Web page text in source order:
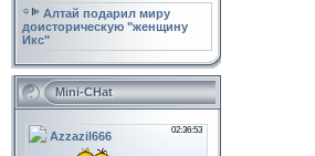
Алтай подарил миру
доисторическую "женщину
Икс"
Mini-CHat